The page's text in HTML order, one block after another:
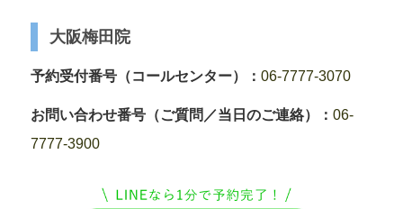
大阪梅田院
予約受付番号（コールセンター）： 06-7777-3070
お問い合わせ番号（ご質問／当日のご連絡）： 06-
7777-3900